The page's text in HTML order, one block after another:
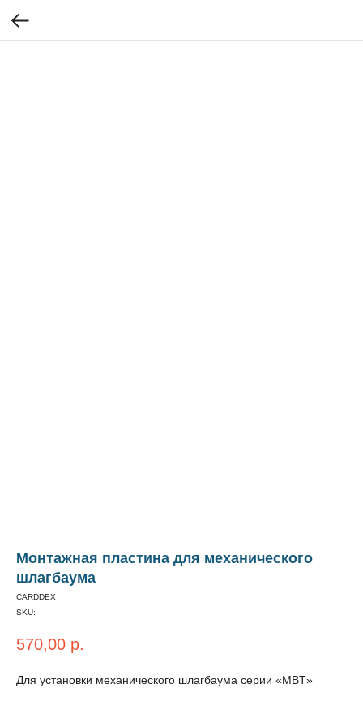
Монтажная пластина для механического
шлагбаума
CARDDEX
SKU:
570,00 р.
Для установки механического шлагбаума серии «MBT»